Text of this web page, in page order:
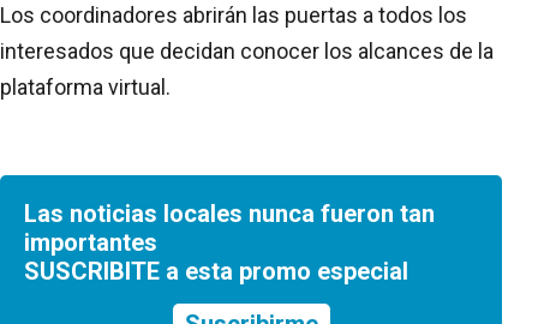
Los coordinadores abrirán las puertas a todos los
interesados que decidan conocer los alcances de la
plataforma virtual.
Las noticias locales nunca fueron tan
importantes
SUSCRIBITE a esta promo especial